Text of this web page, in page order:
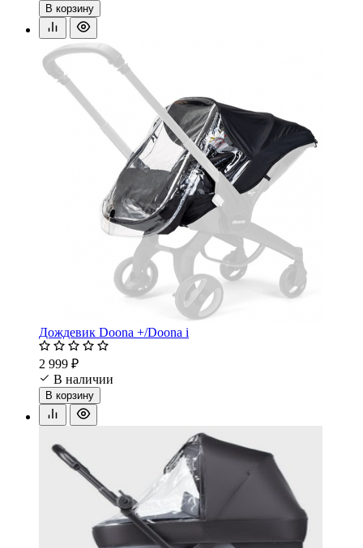
В корзину
Дождевик Doona +/Doona i
2 999 ₽
В наличии
В корзину